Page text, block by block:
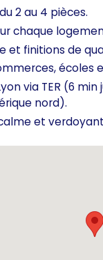
2 au 4 pièces.
chaque
et finitions de
écoles
via TER (6
nord).
et